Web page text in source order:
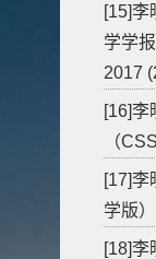
[15]李
学学
2017
[16]李
（
[17]李
学版
[18]李